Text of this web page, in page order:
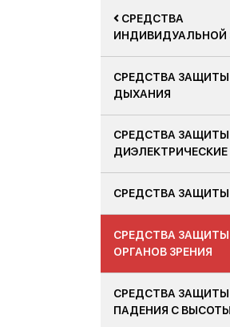
СРЕДСТВА
СРЕДСТВА
ДЫХАНИЯ
СРЕДСТВА ЗАЩИТЫ
ДИЭЛЕКТРИЧЕСКИЕ
СРЕДСТВА
СРЕДСТВА
ОРГАНОВ ЗРЕНИЯ
СРЕДСТВА ЗАЩИТЫ
ПАДЕНИЯ С ВЫСОТЫ